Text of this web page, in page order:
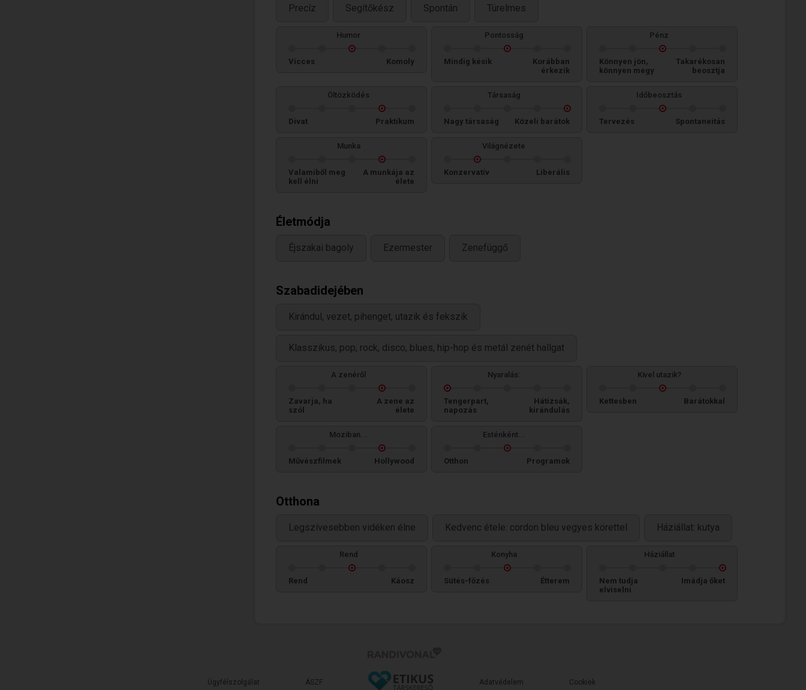
Precíz Segítőkész Spontán Türelmes
Humor
Vicces Komoly
Pontosság
Mindig késik
Korábban
érkezik
Pénz
Könnyen jön,
könnyen megy
Takarékosan
beosztja
Öltözködés
Divat Praktikum
Társaság
Nagy társaság Közeli barátok
Időbeosztás
Tervezés Spontaneitás
Munka
Valamiből meg
kell élni
A munkája az
élete
Világnézete
Konzervatív Liberális
Életmódja
Éjszakai bagoly Ezermester Zenefüggő
Szabadidejében
Kirándul, vezet, pihenget, utazik és fekszik
Klasszikus, pop, rock, disco, blues, hip-hop és metál zenét hallgat
A zenéről
Zavarja, ha
szól
A zene az
élete
Nyaralás:
Tengerpart,
napozás
Hátizsák,
kirándulás
Kivel utazik?
Kettesben Barátokkal
Moziban...
Művészfilmek Hollywood
Esténként...
Otthon Programok
Otthona
Legszívesebben vidéken élne Kedvenc étele: cordon bleu vegyes körettel Háziállat: kutya
Rend
Rend Káosz
Konyha
Sütés-főzés Étterem
Háziállat
Nem tudja
elviselni
Imádja őket
Ügyfélszolgálat ÁSZF Adatvédelem Cookiek